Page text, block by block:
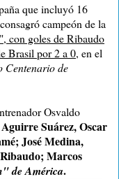
que incluyó 16
campeón de la
con goles de Ribaudo
Brasil por 2 a 0, en el
Centenario de
Osvaldo
Suárez, Oscar
José Medina,
Marcos
de América.